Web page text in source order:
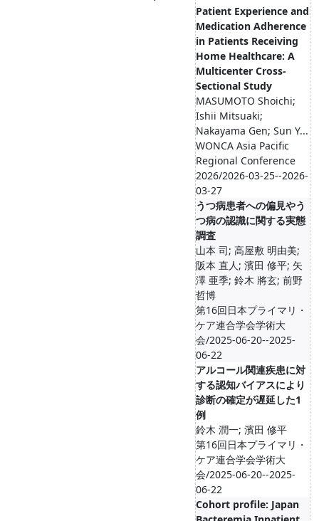
Patient Experience and
Medication Adherence
in Patients Receiving
Home Healthcare: A
Multicenter Cross-
Sectional Study
MASUMOTO Shoichi;
Ishii Mitsuaki;
Nakayama Gen; Sun Y...
WONCA Asia Pacific
Regional Conference
2026/2026-03-25--2026-
03-27
うつ病患者への偏見やう
つ病の認識に関する実態
調査
山本 司; 高屋敷 明由美;
阪本 直人; 濱田 修平; 矢
澤 亜季; 鈴木 將玄; 前野
哲博
第16回日本プライマリ・
ケア連合学会学術大
会/2025-06-20--2025-
06-22
アルコール関連疾患に対
する認知バイアスにより
診断の確定が遅延した1
例
鈴木 潤一; 濱田 修平
第16回日本プライマリ・
ケア連合学会学術大
会/2025-06-20--2025-
06-22
Cohort profile: Japan